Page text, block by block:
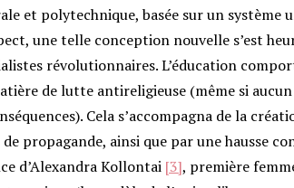
et polytechnique, basée sur un système
une telle conception nouvelle s’est
révolutionnaires. L’éducation
de lutte antireligieuse (même si
Cela s’accompagna de la
propagande, ainsi que par une hausse
d’Alexandra Kollontai [3], première